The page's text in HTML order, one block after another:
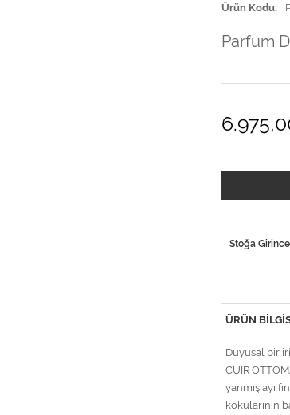
Ürün Kodu
Parfum
Stoğa
ÜRÜN
Duyusal bir
CUIR
yanmış ayı
kokularının